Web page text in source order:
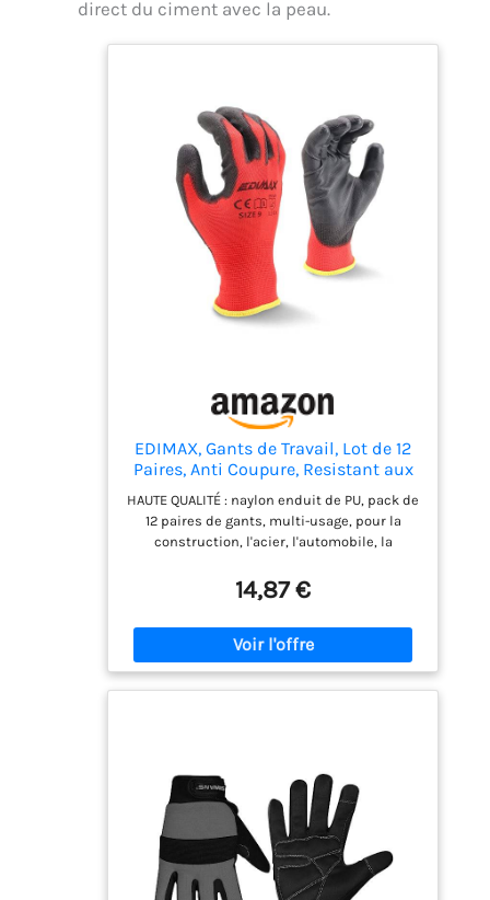
direct du ciment avec la peau.
EDIMAX, Gants de Travail, Lot de 12
Paires, Anti Coupure, Resistant aux
Abrasion, Niveau 3, Revêtement en
Nylon PU, Polyvalent, Protection
Mecanique et Industrielle (Taille L /
9)
HAUTE QUALITÉ : naylon enduit de PU, pack de
12 paires de gants, multi-usage, pour la
construction, l'acier, l'automobile, la
l'entrepôt, le chargement et le
déchargement.
14,87 €